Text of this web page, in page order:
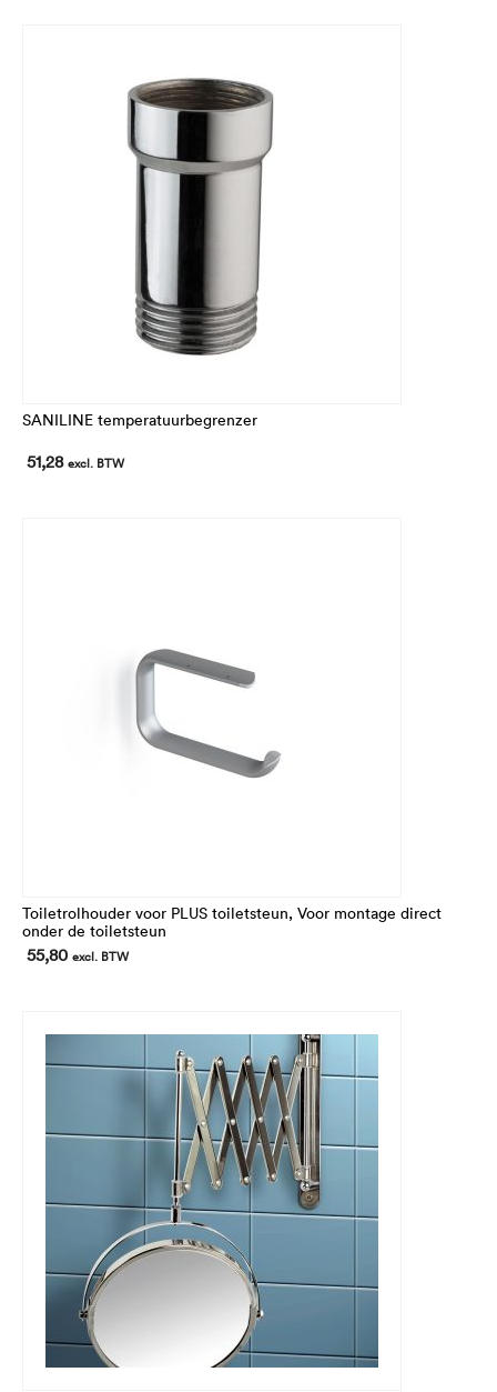
SANILINE temperatuurbegrenzer
51,28 excl. BTW
Toiletrolhouder voor PLUS toiletsteun, Voor montage direct
onder de toiletsteun
55,80 excl. BTW